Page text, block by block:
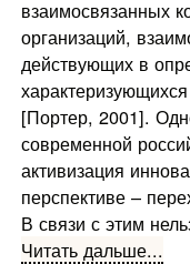
взаимосвязанных
организаций,
действующих в
[Портер, 2001].
современной
активизация
перспективе –
В связи с этим
Читать дальше...